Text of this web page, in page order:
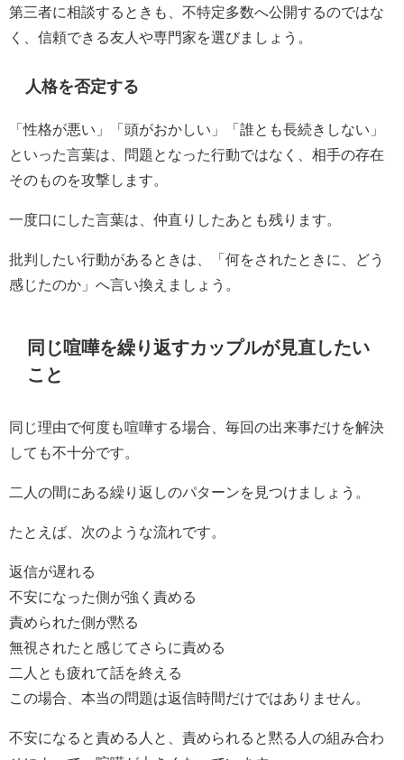
第三者に相談するときも、不特定多数へ公開するのではな
く、信頼できる友人や専門家を選びましょう。
人格を否定する
「性格が悪い」「頭がおかしい」「誰とも長続きしない」
といった言葉は、問題となった行動ではなく、相手の存在
そのものを攻撃します。
一度口にした言葉は、仲直りしたあとも残ります。
批判したい行動があるときは、「何をされたときに、どう
感じたのか」へ言い換えましょう。
同じ喧嘩を繰り返すカップルが見直したい
こと
同じ理由で何度も喧嘩する場合、毎回の出来事だけを解決
しても不十分です。
二人の間にある繰り返しのパターンを見つけましょう。
たとえば、次のような流れです。
返信が遅れる
不安になった側が強く責める
責められた側が黙る
無視されたと感じてさらに責める
二人とも疲れて話を終える
この場合、本当の問題は返信時間だけではありません。
不安になると責める人と、責められると黙る人の組み合わ